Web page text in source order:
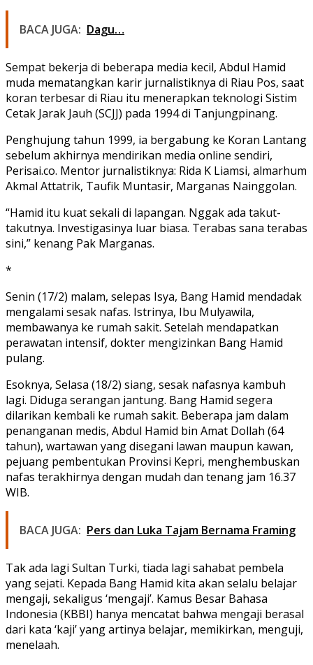
BACA JUGA: Dagu…
Sempat bekerja di beberapa media kecil, Abdul Hamid
muda mematangkan karir jurnalistiknya di Riau Pos, saat
koran terbesar di Riau itu menerapkan teknologi Sistim
Cetak Jarak Jauh (SCJJ) pada 1994 di Tanjungpinang.
Penghujung tahun 1999, ia bergabung ke Koran Lantang
sebelum akhirnya mendirikan media online sendiri,
Perisai.co. Mentor jurnalistiknya: Rida K Liamsi, almarhum
Akmal Attatrik, Taufik Muntasir, Marganas Nainggolan.
“Hamid itu kuat sekali di lapangan. Nggak ada takut-
takutnya. Investigasinya luar biasa. Terabas sana terabas
sini,” kenang Pak Marganas.
*
Senin (17/2) malam, selepas Isya, Bang Hamid mendadak
mengalami sesak nafas. Istrinya, Ibu Mulyawila,
membawanya ke rumah sakit. Setelah mendapatkan
perawatan intensif, dokter mengizinkan Bang Hamid
pulang.
Esoknya, Selasa (18/2) siang, sesak nafasnya kambuh
lagi. Diduga serangan jantung. Bang Hamid segera
dilarikan kembali ke rumah sakit. Beberapa jam dalam
penanganan medis, Abdul Hamid bin Amat Dollah (64
tahun), wartawan yang disegani lawan maupun kawan,
pejuang pembentukan Provinsi Kepri, menghembuskan
nafas terakhirnya dengan mudah dan tenang jam 16.37
WIB.
BACA JUGA: Pers dan Luka Tajam Bernama Framing
Tak ada lagi Sultan Turki, tiada lagi sahabat pembela
yang sejati. Kepada Bang Hamid kita akan selalu belajar
mengaji, sekaligus ‘mengaji’. Kamus Besar Bahasa
Indonesia (KBBI) hanya mencatat bahwa mengaji berasal
dari kata ‘kaji’ yang artinya belajar, memikirkan, menguji,
menelaah.